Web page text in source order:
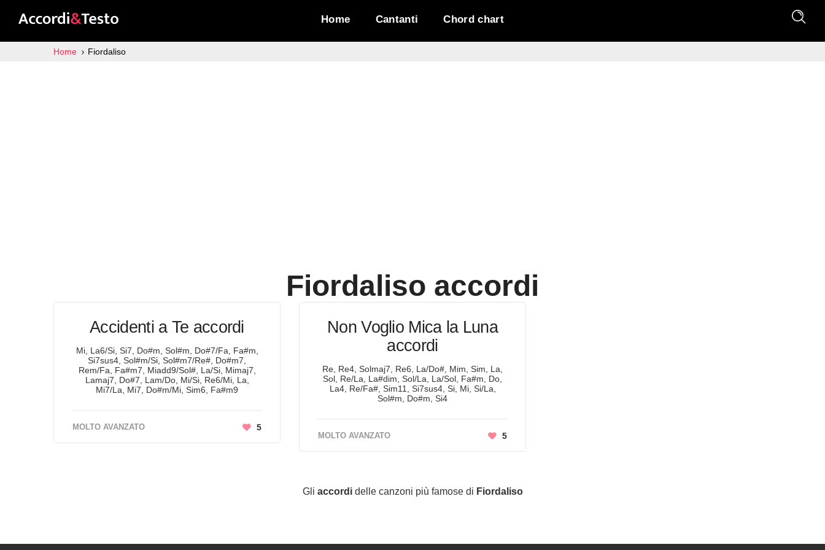
Home Cantanti Chord chart
Home Fiordaliso
Fiordaliso accordi
Accidenti a Te accordi
Mi, La6/Si, Si7, Do#m, Sol#m, Do#7/Fa, Fa#m,
Si7sus4, Sol#m/Si, Sol#m7/Re#, Do#m7,
Rem/Fa, Fa#m7, Miadd9/Sol#, La/Si, Mimaj7,
Lamaj7, Do#7, Lam/Do, Mi/Si, Re6/Mi, La,
Mi7/La, Mi7, Do#m/Mi, Sim6, Fa#m9
MOLTO AVANZATO 5
Non Voglio Mica la Luna
accordi
Re, Re4, Solmaj7, Re6, La/Do#, Mim, Sim, La,
Sol, Re/La, La#dim, Sol/La, La/Sol, Fa#m, Do,
La4, Re/Fa#, Sim11, Si7sus4, Si, Mi, Si/La,
Sol#m, Do#m, Si4
MOLTO AVANZATO 5
Gli accordidelle canzoni più famose di Fiordaliso